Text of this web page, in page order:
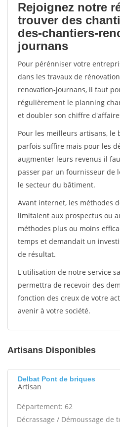
Rejoignez notre
trouver des
des-chantiers-
journans
Pour pérénniser votre
dans les travaux de
renovation-journans, il faut
régulièrement le planning
et doubler son chiffre
Pour les meilleurs artisans, le
parfois suffire mais pour les
augmenter leurs revenus il
passer par un fournisseur de
le secteur du bâtiment.
Avant internet, les méthodes
limitaient aux prospectus ou
méthodes plus ou moins
temps et demandait un
de résultat.
L'utilisation de notre service
permettra de recevoir des
fonction des creux de votre
avenir à votre société.
Artisans Disponibles
Delbat Pont de briques
Artisan
Département: 62
Décrassage / Démoussage de